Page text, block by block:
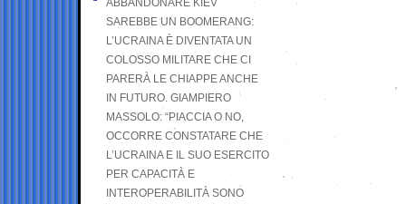
ABBANDONARE KIEV
SAREBBE UN BOOMERANG:
L’UCRAINA È DIVENTATA UN
COLOSSO MILITARE CHE CI
PARERÀ LE CHIAPPE ANCHE
IN FUTURO. GIAMPIERO
MASSOLO: “PIACCIA O NO,
OCCORRE CONSTATARE CHE
L’UCRAINA E IL SUO ESERCITO
PER CAPACITÀ E
INTEROPERABILITÀ SONO